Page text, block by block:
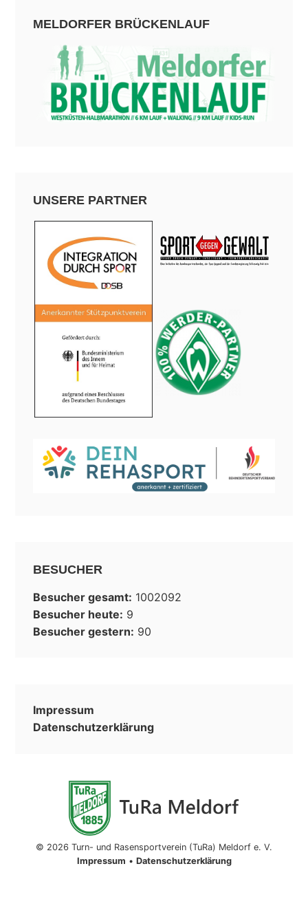
MELDORFER BRÜCKENLAUF
UNSERE PARTNER
BESUCHER
Besucher gesamt: 1002092
Besucher heute: 9
Besucher gestern: 90
Impressum
Datenschutzerklärung
© 2026 Turn- und Rasensportverein (TuRa) Meldorf e. V.
Impressum • Datenschutzerklärung